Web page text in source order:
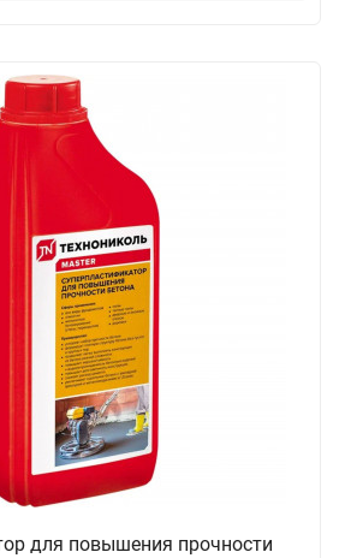
для повышения прочности